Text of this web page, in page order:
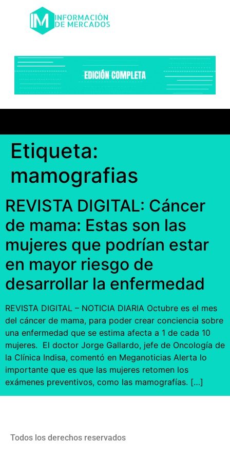
Etiqueta:
mamografias
REVISTA DIGITAL: Cáncer
de mama: Estas son las
mujeres que podrían estar
en mayor riesgo de
desarrollar la enfermedad
REVISTA DIGITAL – NOTICIA DIARIA Octubre es el mes
del cáncer de mama, para poder crear conciencia sobre
una enfermedad que se estima afecta a 1 de cada 10
mujeres. El doctor Jorge Gallardo, jefe de Oncología de
la Clínica Indisa, comentó en Meganoticias Alerta lo
importante que es que las mujeres retomen los
exámenes preventivos, como las mamografías. […]
Todos los derechos reservados